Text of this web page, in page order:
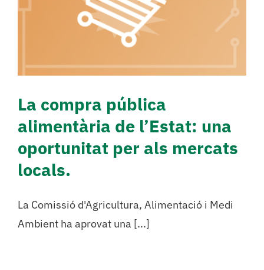
Campañas Sense categoritzar
La compra pública
alimentària de l’Estat: una
oportunitat per als mercats
locals.
La Comissió d'Agricultura, Alimentació i Medi
Ambient ha aprovat una [...]